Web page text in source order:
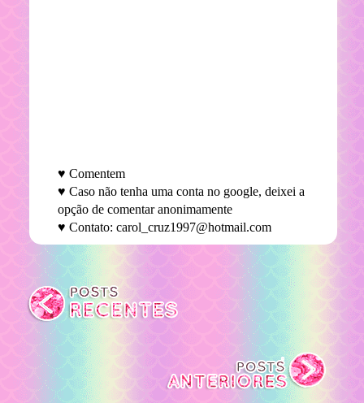
♥ Comentem
♥ Caso não tenha uma conta no google, deixei a
opção de comentar anonimamente
♥ Contato: carol_cruz1997@hotmail.com